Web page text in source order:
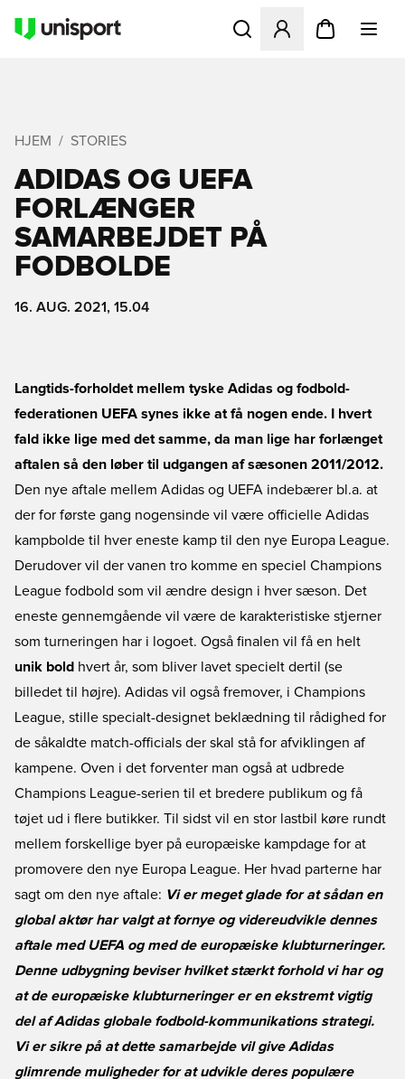
Åbner en Modal til at
HJEM STORIES
ADIDAS OG UEFA
FORLÆNGER
SAMARBEJDET PÅ
FODBOLDE
16. AUG. 2021, 15.04
Langtids-forholdet mellem tyske Adidas og fodbold-
federationen UEFA synes ikke at få nogen ende. I hvert
fald ikke lige med det samme, da man lige har forlænget
aftalen så den løber til udgangen af sæsonen 2011/2012.
Den nye aftale mellem Adidas og UEFA indebærer bl.a. at
der for første gang nogensinde vil være officielle Adidas
kampbolde til hver eneste kamp til den nye Europa League.
Derudover vil der vanen tro komme en speciel Champions
League fodbold som vil ændre design i hver sæson. Det
eneste gennemgående vil være de karakteristiske stjerner
som turneringen har i logoet. Også finalen vil få en helt
unik bold hvert år, som bliver lavet specielt dertil (se
billedet til højre). Adidas vil også fremover, i Champions
League, stille specialt-designet beklædning til rådighed for
de såkaldte match-officials der skal stå for afviklingen af
kampene. Oven i det forventer man også at udbrede
Champions League-serien til et bredere publikum og få
tøjet ud i flere butikker. Til sidst vil en stor lastbil køre rundt
mellem forskellige byer på europæiske kampdage for at
promovere den nye Europa League. Her hvad parterne har
sagt om den nye aftale: Vi er meget glade for at sådan en
global aktør har valgt at fornye og videreudvikle dennes
aftale med UEFA og med de europæiske klubturneringer.
Denne udbygning beviser hvilket stærkt forhold vi har og
at de europæiske klubturneringer er en ekstremt vigtig
del af Adidas globale fodbold-kommunikations strategi.
Vi er sikre på at dette samarbejde vil give Adidas
glimrende muligheder for at udvikle deres populære